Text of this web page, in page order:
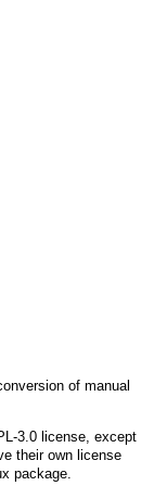
of manual
3.0license, except
their own license
package.